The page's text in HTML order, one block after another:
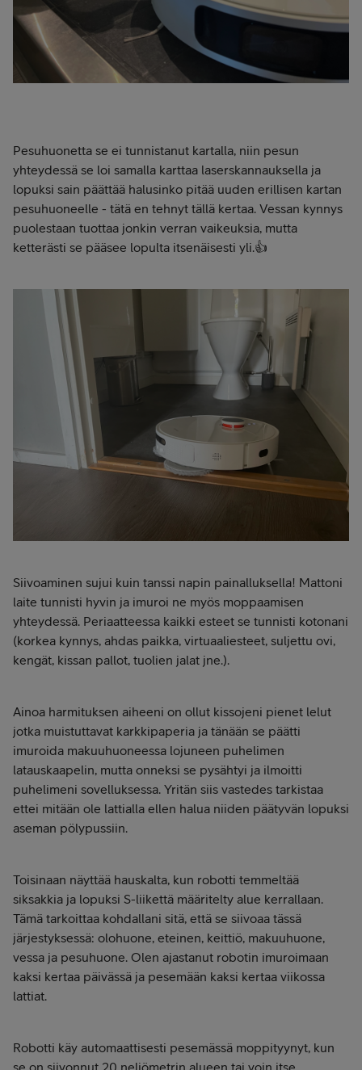
Pesuhuonetta se ei tunnistanut kartalla, niin pesun
yhteydessä se loi samalla karttaa laserskannauksella ja
lopuksi sain päättää halusinko pitää uuden erillisen kartan
pesuhuoneelle - tätä en tehnyt tällä kertaa. Vessan kynnys
puolestaan tuottaa jonkin verran vaikeuksia, mutta
ketterästi se pääsee lopulta itsenäisesti yli.👍
Siivoaminen sujui kuin tanssi napin painalluksella! Mattoni
laite tunnisti hyvin ja imuroi ne myös moppaamisen
yhteydessä. Periaatteessa kaikki esteet se tunnisti kotonani
(korkea kynnys, ahdas paikka, virtuaaliesteet, suljettu ovi,
kengät, kissan pallot, tuolien jalat jne.).
Ainoa harmituksen aiheeni on ollut kissojeni pienet lelut
jotka muistuttavat karkkipaperia ja tänään se päätti
imuroida makuuhuoneessa lojuneen puhelimen
latauskaapelin, mutta onneksi se pysähtyi ja ilmoitti
puhelimeni sovelluksessa. Yritän siis vastedes tarkistaa
ettei mitään ole lattialla ellen halua niiden päätyvän lopuksi
aseman pölypussiin.
Toisinaan näyttää hauskalta, kun robotti temmeltää
siksakkia ja lopuksi S-liikettä määritelty alue kerrallaan.
Tämä tarkoittaa kohdallani sitä, että se siivoaa tässä
järjestyksessä: olohuone, eteinen, keittiö, makuuhuone,
vessa ja pesuhuone. Olen ajastanut robotin imuroimaan
kaksi kertaa päivässä ja pesemään kaksi kertaa viikossa
lattiat.
Robotti käy automaattisesti pesemässä moppityynyt, kun
se on siivonnut 20 neliömetrin alueen tai voin itse